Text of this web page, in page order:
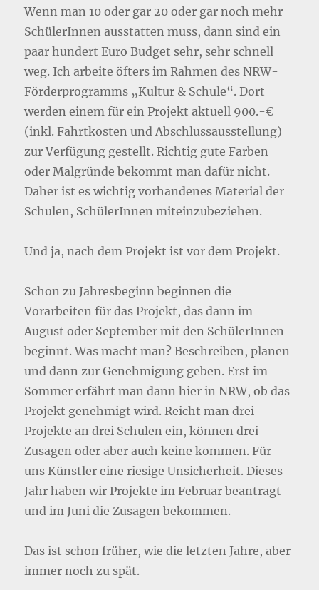
Wenn man 10 oder gar 20 oder gar noch mehr
SchülerInnen ausstatten muss, dann sind ein
paar hundert Euro Budget sehr, sehr schnell
weg. Ich arbeite öfters im Rahmen des NRW-
Förderprogramms „Kultur & Schule“. Dort
werden einem für ein Projekt aktuell 900.-€
(inkl. Fahrtkosten und Abschlussausstellung)
zur Verfügung gestellt. Richtig gute Farben
oder Malgründe bekommt man dafür nicht.
Daher ist es wichtig vorhandenes Material der
Schulen, SchülerInnen miteinzubeziehen.
Und ja, nach dem Projekt ist vor dem Projekt.
Schon zu Jahresbeginn beginnen die
Vorarbeiten für das Projekt, das dann im
August oder September mit den SchülerInnen
beginnt. Was macht man? Beschreiben, planen
und dann zur Genehmigung geben. Erst im
Sommer erfährt man dann hier in NRW, ob das
Projekt genehmigt wird. Reicht man drei
Projekte an drei Schulen ein, können drei
Zusagen oder aber auch keine kommen. Für
uns Künstler eine riesige Unsicherheit. Dieses
Jahr haben wir Projekte im Februar beantragt
und im Juni die Zusagen bekommen.
Das ist schon früher, wie die letzten Jahre, aber
immer noch zu spät.